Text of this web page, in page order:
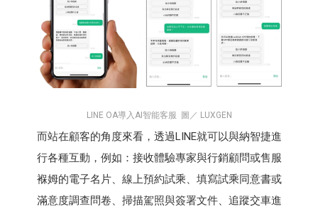
LINE OA導入AI智能客服 圖／ LUXGEN
而站在顧客的角度來看，透過LINE就可以與納智捷進
行各種互動，例如：接收體驗專家與行銷顧問或售服
褓姆的電子名片、線上預約試乘、填寫試乘同意書或
滿意度調查問卷、掃描駕照與簽署文件、追蹤交車進